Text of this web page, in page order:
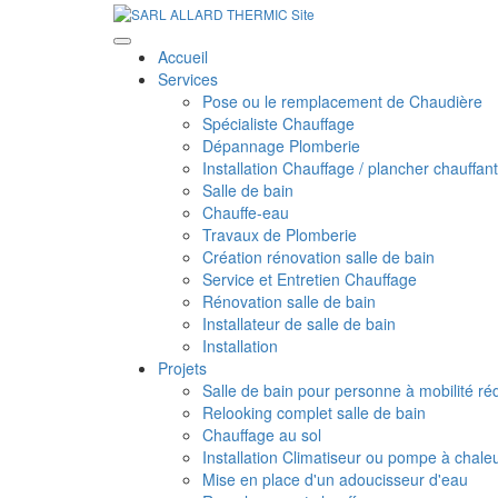
Accueil
Services
Pose ou le remplacement de Chaudière
Spécialiste Chauffage
Dépannage Plomberie
Installation Chauffage / plancher chauffant
Salle de bain
Chauffe-eau
Travaux de Plomberie
Création rénovation salle de bain
Service et Entretien Chauffage
Rénovation salle de bain
Installateur de salle de bain
Installation
Projets
Salle de bain pour personne à mobilité
Relooking complet salle de bain
Chauffage au sol
Installation Climatiseur ou pompe à
Mise en place d'un adoucisseur d'eau